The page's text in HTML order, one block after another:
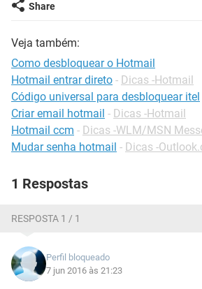
Share
Veja também:
Como desbloquear o Hotmail
Hotmail entrar direto - Dicas -Hotmail
Código universal para desbloquear itel
Criar email hotmail - Dicas -Hotmail
Hotmail ccm - Dicas -WLM/MSN
Mudar senha hotmail - Dicas -
1 Respostas
RESPOSTA 1 / 1
Perfil bloqueado
7 jun 2016 às 21:23